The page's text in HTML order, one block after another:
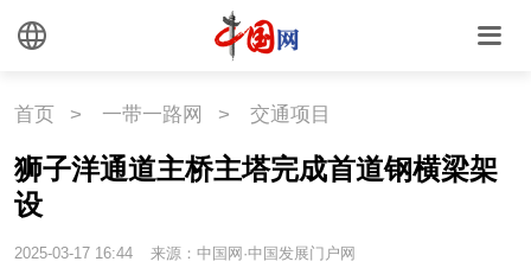
首页 > 一带一路网 > 交通项目
狮子洋通道主桥主塔完成首道钢横梁架
设
2025-03-17 16:44 来源：中国网·中国发展门户网